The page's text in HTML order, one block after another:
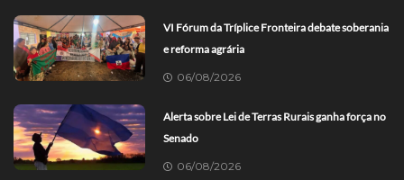
VI Fórum da Tríplice Fronteira debate soberania
e reforma agrária
06/08/2026
Alerta sobre Lei de Terras Rurais ganha força no
Senado
06/08/2026